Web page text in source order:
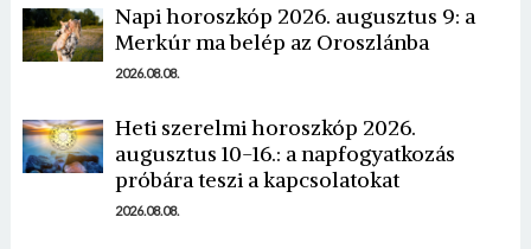
Napi horoszkóp 2026. augusztus 9: a
Merkúr ma belép az Oroszlánba
2026.08.08.
Heti szerelmi horoszkóp 2026.
augusztus 10-16.: a napfogyatkozás
próbára teszi a kapcsolatokat
2026.08.08.
Borsonline bejelentkezés
E-mail cím vagy felhasználónév